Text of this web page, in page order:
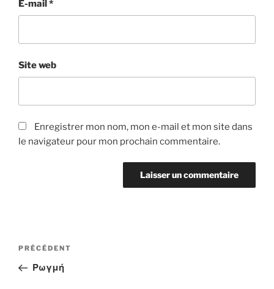
E-mail*
Site web
Enregistrer mon nom, mon e-mail et mon site dans
le navigateur pour mon prochain commentaire.
Navigation
l’article
Article
précédent
PRÉCÉDENT
Ρωγμή